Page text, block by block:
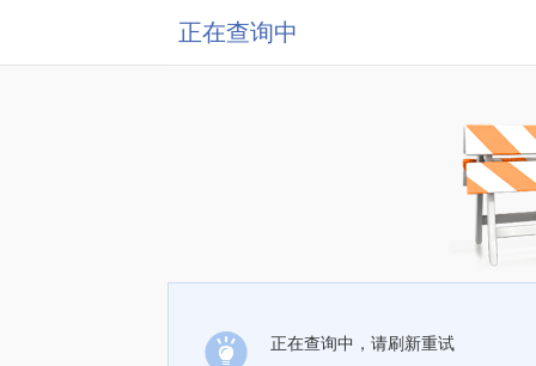
正在查询中
正在查询中，请刷新重试